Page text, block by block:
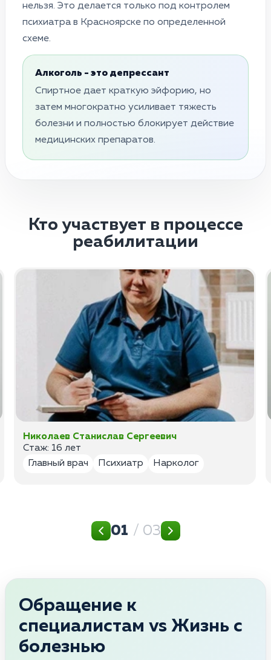
нельзя. Это делается только под контролем
психиатра в Красноярске по определенной
схеме.
Алкоголь - это депрессант
Спиртное дает краткую эйфорию, но
затем многократно усиливает тяжесть
болезни и полностью блокирует действие
медицинских препаратов.
Кто участвует в процессе
реабилитации
Николаев Станислав Сергеевич
Стаж: 16 лет
Главный врач
Психиатр Нарколог
01 / 03
Обращение к
специалистам vs Жизнь с
болезнью